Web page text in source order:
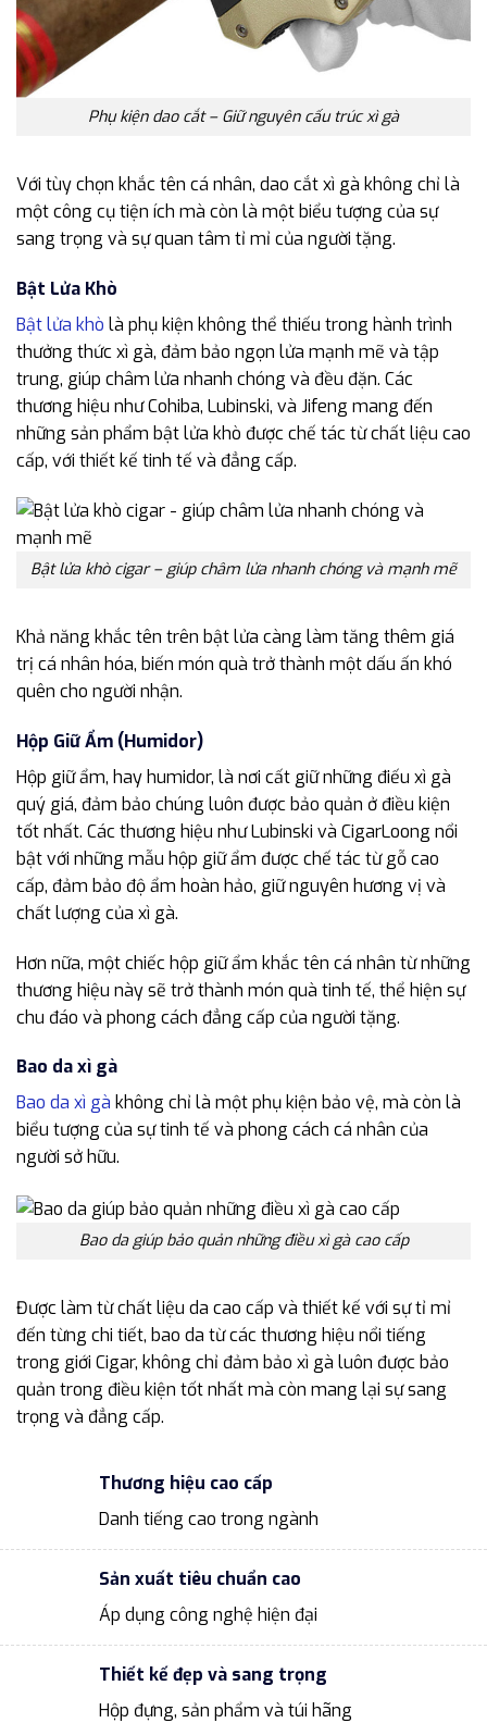
Phụ kiện dao cắt – Giữ nguyên cấu trúc xì gà
Với tùy chọn khắc tên cá nhân, dao cắt xì gà không chỉ là
một công cụ tiện ích mà còn là một biểu tượng của sự
sang trọng và sự quan tâm tỉ mỉ của người tặng.
Bật Lửa Khò
Bật lửa khò là phụ kiện không thể thiếu trong hành trình
thưởng thức xì gà, đảm bảo ngọn lửa mạnh mẽ và tập
trung, giúp châm lửa nhanh chóng và đều đặn. Các
thương hiệu như Cohiba, Lubinski, và Jifeng mang đến
những sản phẩm bật lửa khò được chế tác từ chất liệu cao
cấp, với thiết kế tinh tế và đẳng cấp.
Bật lửa khò cigar – giúp châm lửa nhanh chóng và mạnh mẽ
Khả năng khắc tên trên bật lửa càng làm tăng thêm giá
trị cá nhân hóa, biến món quà trở thành một dấu ấn khó
quên cho người nhận.
Hộp Giữ Ẩm (Humidor)
Hộp giữ ẩm, hay humidor, là nơi cất giữ những điếu xì gà
quý giá, đảm bảo chúng luôn được bảo quản ở điều kiện
tốt nhất. Các thương hiệu như Lubinski và CigarLoong nổi
bật với những mẫu hộp giữ ẩm được chế tác từ gỗ cao
cấp, đảm bảo độ ẩm hoàn hảo, giữ nguyên hương vị và
chất lượng của xì gà.
Hơn nữa, một chiếc hộp giữ ẩm khắc tên cá nhân từ những
thương hiệu này sẽ trở thành món quà tinh tế, thể hiện sự
chu đáo và phong cách đẳng cấp của người tặng.
Bao da xì gà
Bao da xì gà không chỉ là một phụ kiện bảo vệ, mà còn là
biểu tượng của sự tinh tế và phong cách cá nhân của
người sở hữu.
Bao da giúp bảo quản những điều xì gà cao cấp
Được làm từ chất liệu da cao cấp và thiết kế với sự tỉ mỉ
đến từng chi tiết, bao da từ các thương hiệu nổi tiếng
trong giới Cigar, không chỉ đảm bảo xì gà luôn được bảo
quản trong điều kiện tốt nhất mà còn mang lại sự sang
trọng và đẳng cấp.
Thương hiệu cao cấp
Danh tiếng cao trong ngành
Sản xuất tiêu chuẩn cao
Áp dụng công nghệ hiện đại
Thiết kế đẹp và sang trọng
Hộp đựng, sản phẩm và túi hãng